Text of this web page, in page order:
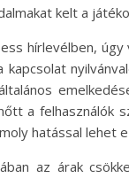
kelt a
hírlevélben,
a felhasználók
hatással lehet
az árak